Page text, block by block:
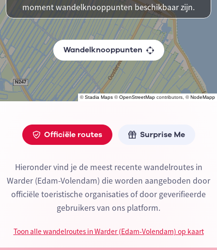
©Stadia Maps ©OpenStreetMap contributors, ©NodeMapp
moment wandelknooppunten beschikbaar zijn.
Wandelknooppunten
Officiële routes Surprise Me
Hieronder vind je de meest recente wandelroutes in
Warder (Edam-Volendam) die worden aangeboden door
officiële toeristische organisaties of door geverifieerde
gebruikers van ons platform.
Toon alle wandelroutes in Warder (Edam-Volendam) op kaart